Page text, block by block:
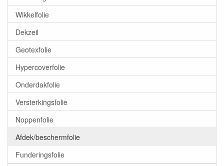
Wikkelfolie
Dekzeil
Geotexfolie
Hypercoverfolie
Onderdakfolie
Versterkingsfolie
Noppenfolie
Afdek/beschermfolie
Funderingsfolie